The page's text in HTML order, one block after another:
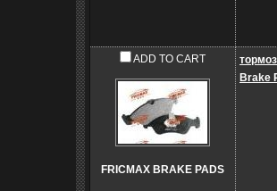
ADD TO CART
FRICMAX BRAKE PADS
Brake